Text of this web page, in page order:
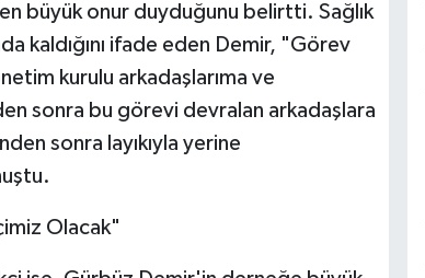
büyük onur duyduğunu belirtti. Sağlık
kaldığını ifade eden Demir, "Görev
kurulu arkadaşlarıma ve
sonra bu görevi devralan arkadaşlara
sonra layıkıyla yerine
Olacak"